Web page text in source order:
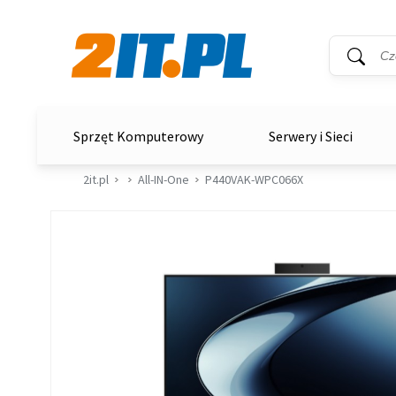
Słowo
Sprzęt Komputerowy Serwery i Sieci
2it.pl All-IN-One P440VAK-WPC066X